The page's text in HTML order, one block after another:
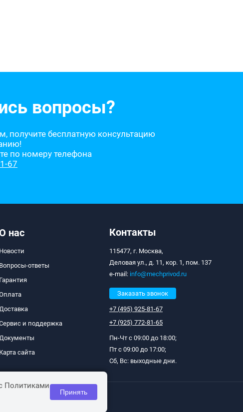
вопросы?
получите бесплатную консультацию
по номеру телефона
67
нас
Новости
Вопросы-ответы
Гарантия
и поддержка
Карта сайта
Контакты
115477, г. Москва,
Деловая ул., д. 11, кор. 1, пом. 137
e-mail: info@mechprivod.ru
Заказать звонок
+7 (495) 925-81-67
+7 (925) 772-81-65
Пн-Чт с 09:00 до 18:00;
Пт с 09:00 до 17:00;
Сб, Вс: выходные дни.
Политиками
Принять